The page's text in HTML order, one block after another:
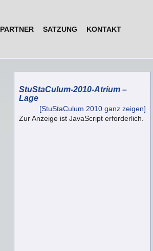
PARTNER SATZUNG KONTAKT
StuStaCulum-2010-Atrium–
Lage
[StuStaCulum 2010 ganz zeigen]
Zur Anzeige ist JavaScript erforderlich.